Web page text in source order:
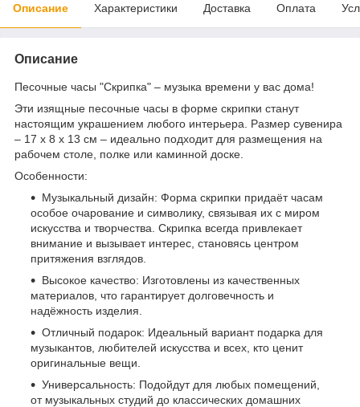
Описание Характеристики Доставка Оплата
Описание
Песочные часы "Скрипка" – музыка времени у вас дома!
Эти изящные песочные часы в форме скрипки станут
настоящим украшением любого интерьера. Размер сувенира
– 17 х 8 х 13 см – идеально подходит для размещения на
рабочем столе, полке или каминной доске.
Особенности:
Музыкальный дизайн: Форма скрипки придаёт часам
особое очарование и символику, связывая их с миром
искусства и творчества. Скрипка всегда привлекает
внимание и вызывает интерес, становясь центром
притяжения взглядов.
Высокое качество: Изготовлены из качественных
материалов, что гарантирует долговечность и
надёжность изделия.
Отличный подарок: Идеальный вариант подарка для
музыкантов, любителей искусства и всех, кто ценит
оригинальные вещи.
Универсальность: Подойдут для любых помещений,
от музыкальных студий до классических домашних